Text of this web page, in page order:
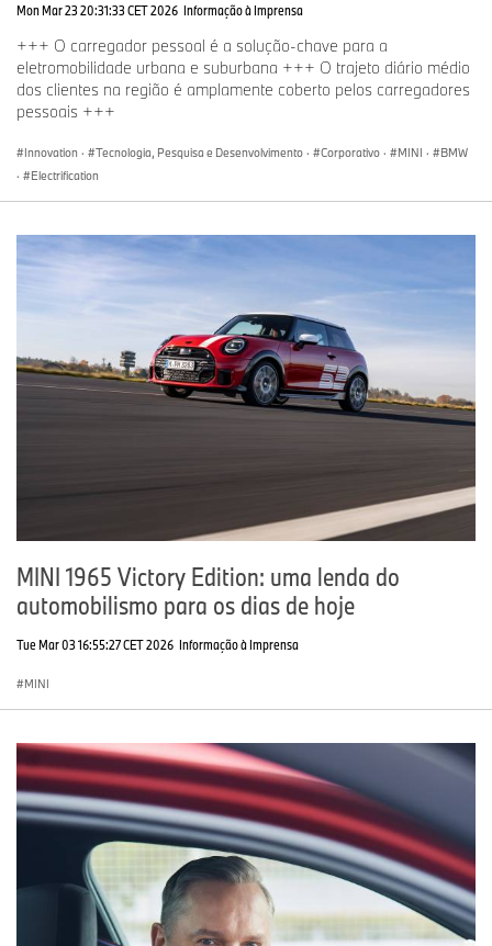
Mon Mar 23 20:31:33 CET 2026 Informação à Imprensa
+++ O carregador pessoal é a solução-chave para a
eletromobilidade urbana e suburbana +++ O trajeto diário médio
dos clientes na região é amplamente coberto pelos carregadores
pessoais +++
Innovation · Tecnologia, Pesquisa e Desenvolvimento · Corporativo · MINI ·
BMW
·
Electrification
MINI 1965 Victory Edition: uma lenda do
automobilismo para os dias de hoje
Tue Mar 03 16:55:27 CET 2026 Informação à Imprensa
MINI